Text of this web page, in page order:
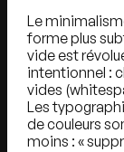
Le
forme plus
vide est
intentionnel :
vides
Les
de couleurs
moins : «